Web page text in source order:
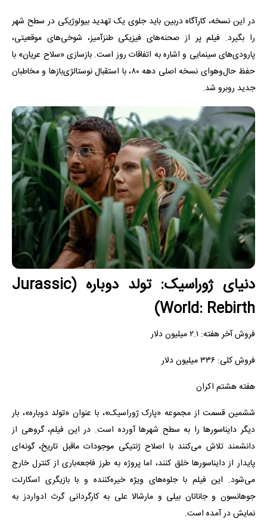
در این نسخه، کارآگاه دربین باید جلوی یک تهدید بیولوژیکی در سطح شهر
را بگیرد. فیلم پر از صحنه‌های فیزیکی طنزآمیز، شوخی‌های موقعیتی،
پارودی‌های سینمایی و اشاره به اتفاقات روز است. بازسازی «سلاح عریان» با
حفظ حال‌وهوای نسخه اصلی دهه ۸۰، با استقبال نوستالژی‌بازها و مخاطبان
جدید روبرو شد.
دنیای ژوراسیک: تولد دوباره (Jurassic
World: Rebirth)
فروش آخر هفته: ۲.۱ میلیون دلار
فروش کلی: ۳۳۶ میلیون دلار
هفته هشتم اکران
ششمین قسمت از مجموعه «پارک ژوراسیک»، با عنوان «تولد دوباره»، بار
دیگر دایناسورها را به سطح شهرها آورده است. در این فیلم، گروهی از
دانشمند تلاش می‌کنند با اصلاح ژنتیکی موجودات ماقبل تاریخ، گونه‌ای
پایدار از دایناسورها خلق کنند، اما پروژه به طرز فاجعه‌باری از کنترل خارج
می‌شود. این فیلم با جلوه‌های ویژه خیره‌کننده و با بازیگری اسکارلت
جوهانسون و جاناتان بیلی و مارشالا علی به کارگردانی گرث ادواردز به
نمایش در آمده است.